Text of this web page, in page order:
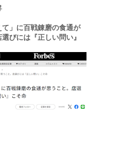
て」に百戦錬磨の食通が
びには『正しい問い』